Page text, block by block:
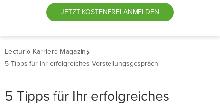
JETZT KOSTENFREI ANMELDEN
Lecturio Karriere Magazin
5 Tipps für Ihr erfolgreiches Vorstellungsgespräch
5 Tipps für Ihr erfolgreiches